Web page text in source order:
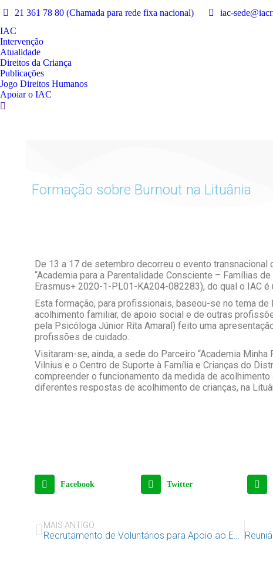
21 361 78 80 (Chamada para rede fixa nacional)
iac-
IAC
Intervenção
Atualidade
Direitos da Criança
Publicações
Jogo Direitos Humanos
Apoiar o IAC
Formação sobre Burnout na Lituânia
De 13 a 17 de setembro decorreu o evento
“Academia para a Parentalidade Consciente – Famílias
Erasmus+ 2020-1-PL01-KA204-082283), do qual o IAC
Esta formação, para profissionais, baseou-se no tema
acolhimento familiar, de apoio social e de outras
pela Psicóloga Júnior Rita Amaral) feito uma
profissões de cuidado.
Visitaram-se, ainda, a sede do Parceiro “Academia
Vilnius e o Centro de Suporte à Família e Crianças do
compreender o funcionamento da medida de
diferentes respostas de acolhimento de crianças, na
Facebook Twitter
MAIS ANTIGO
Recrutamento de Voluntários para Apoio ao Estudo